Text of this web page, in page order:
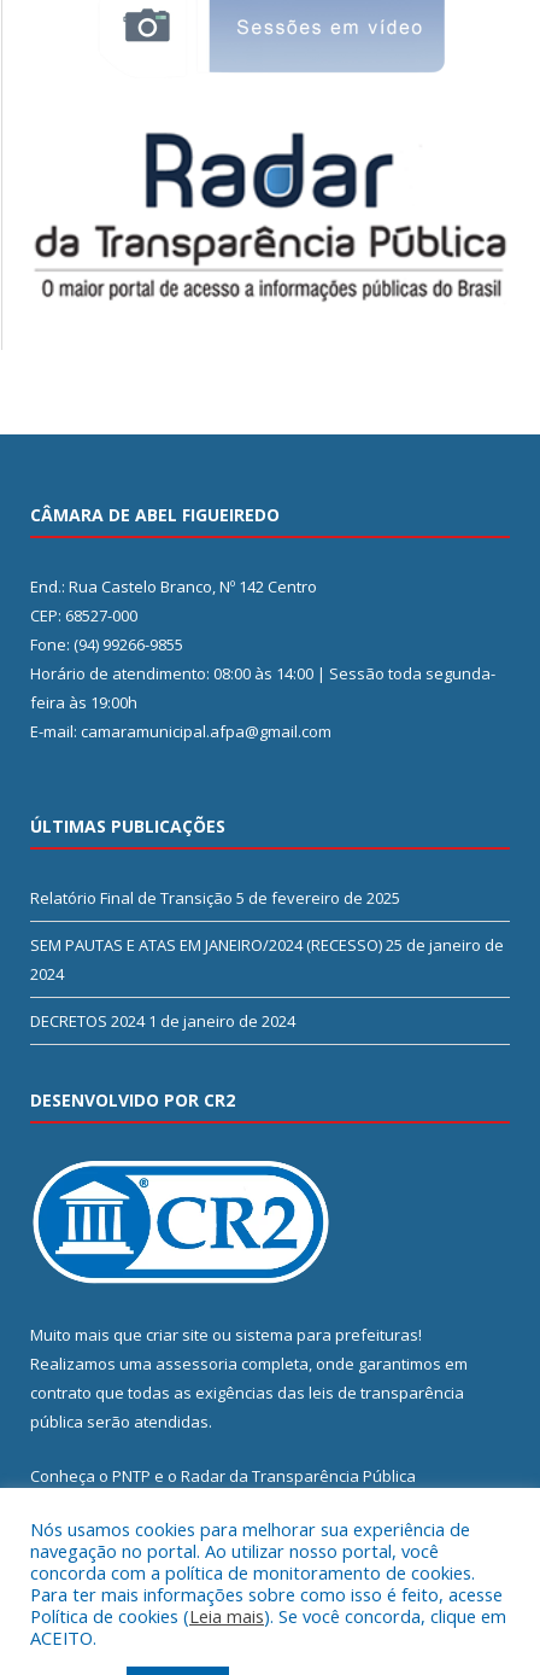
CÂMARA DE ABEL FIGUEIREDO
End.: Rua Castelo Branco, Nº 142 Centro
CEP: 68527-000
Fone: (94) 99266-9855
Horário de atendimento: 08:00 às 14:00 | Sessão toda segunda-
feira às 19:00h
E-mail: camaramunicipal.afpa@gmail.com
ÚLTIMAS PUBLICAÇÕES
Relatório Final de Transição 5 de fevereiro de 2025
SEM PAUTAS E ATAS EM JANEIRO/2024 (RECESSO)25 de janeiro de
2024
DECRETOS 2024 1 de janeiro de 2024
DESENVOLVIDO POR CR2
Muito mais que criar site ou sistema para prefeituras!
Realizamos uma assessoria completa, onde garantimos em
contrato que todas as exigências das leis de transparência
pública serão atendidas.
Conheça o PNTP e o Radar da Transparência Pública
Todos os direitos reservados a Câmara Municipal de Abel
Figueiredo.
Nós usamos cookies para melhorar sua experiência de
navegação no portal. Ao utilizar nosso portal, você
concorda com a política de monitoramento de cookies.
Para ter mais informações sobre como isso é feito, acesse
Política de cookies (Leia mais). Se você concorda, clique em
ACEITO.